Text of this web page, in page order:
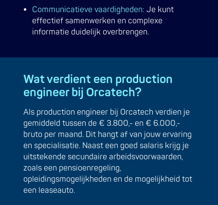
Communicatieve vaardigheden: Je kunt
effectief samenwerken en complexe
informatie duidelijk overbrengen.
Wat verdient een production
engineer bij Orcatech?
Als production engineer bij Orcatech verdien je
gemiddeld tussen de € 3.800,- en € 6.000,-
bruto per maand. Dit hangt af van jouw ervaring
en specialisatie. Naast een goed salaris krijg je
uitstekende secundaire arbeidsvoorwaarden,
zoals een pensioenregeling,
opleidingsmogelijkheden en de mogelijkheid tot
een leaseauto.